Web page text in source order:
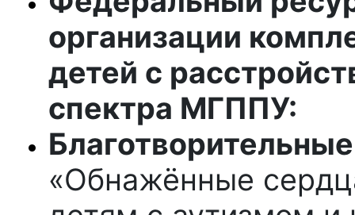
организации
детей с
спектра МГППУ:
«Обнажённые